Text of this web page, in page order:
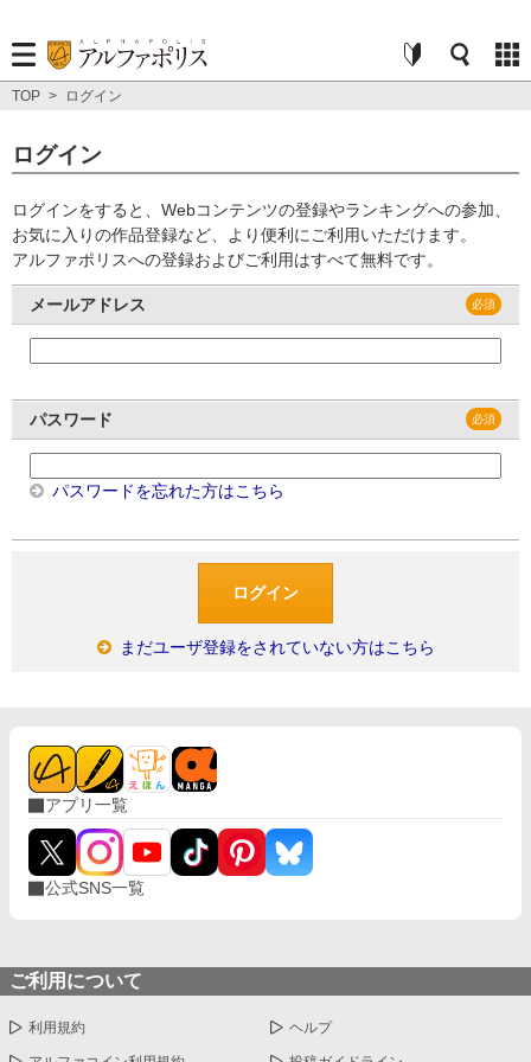
TOP > ログイン
ログイン
ログインをすると、Webコンテンツの登録やランキングへの参加、
お気に入りの作品登録など、より便利にご利用いただけます。
アルファポリスへの登録およびご利用はすべて無料です。
メールアドレス
パスワード
パスワードを忘れた方はこちら
まだユーザ登録をされていない方はこちら
アプリ一覧
公式SNS一覧
ご利用について
利用規約 ヘルプ